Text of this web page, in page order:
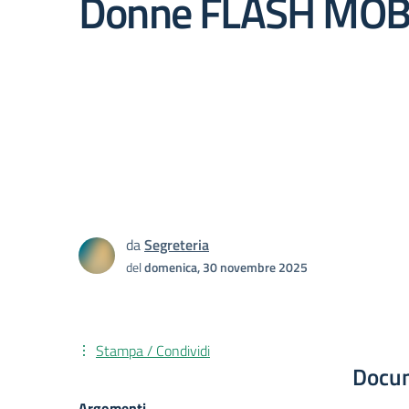
daSegreteria
deldomenica, 30 novembre 2025
Stampa / Condividi